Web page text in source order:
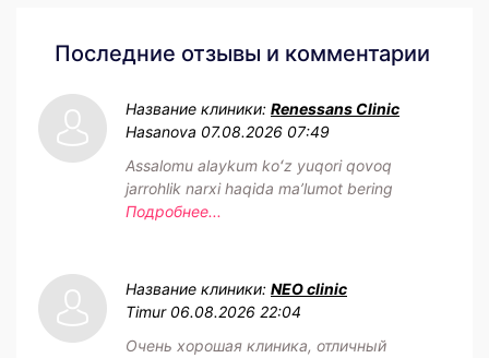
Последние отзывы и комментарии
Название клиники: Renessans Clinic
Hasanova 07.08.2026 07:49
Assalomu alaykum koʻz yuqori qovoq
jarrohlik narxi haqida maʼlumot bering
Подробнее...
Название клиники: NEO clinic
Timur 06.08.2026 22:04
Очень хорошая клиника, отличный